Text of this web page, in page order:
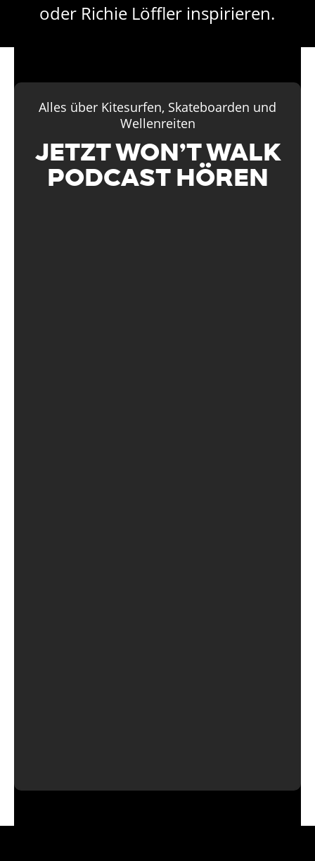
oder Richie Löffler inspirieren.
Alles über Kitesurfen, Skateboarden und
Wellenreiten
JETZT WON’T WALK
PODCAST HÖREN